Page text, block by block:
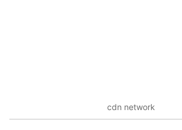
cdn network